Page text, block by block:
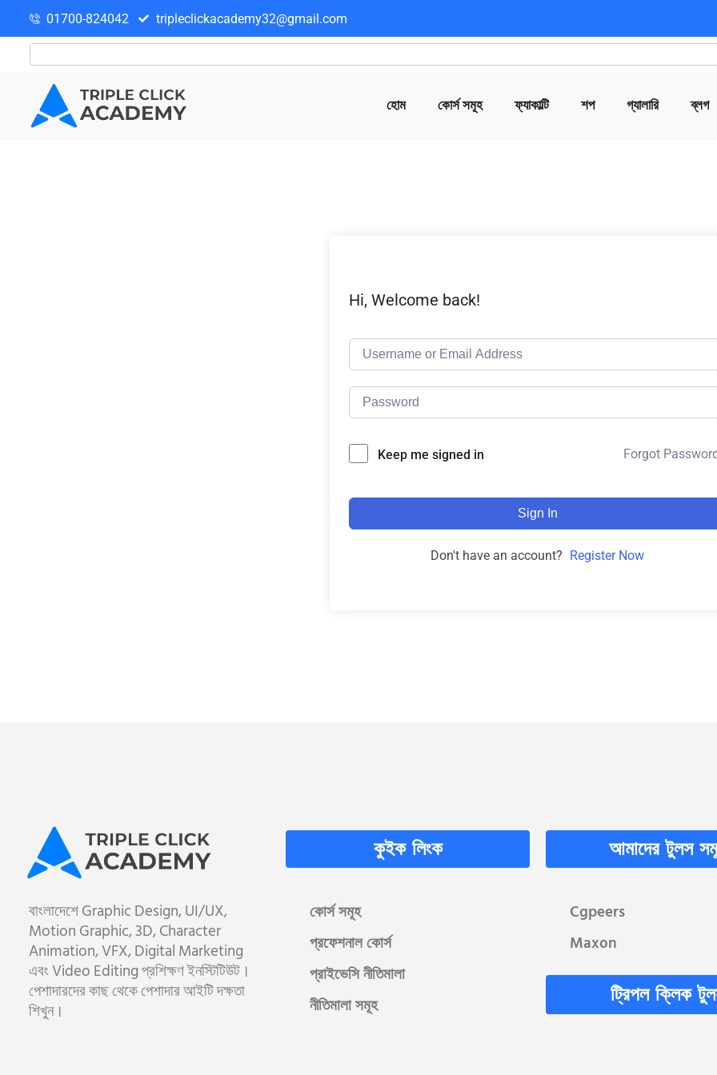
01700-824042 tripleclickacademy32@gmail.com
হোম কোর্স সমূহ ফ্যাকাল্টি শপ গ্যালারি ব্লগ
Hi, Welcome back!
Keep me signed in Forgot
Sign In
Don't have an account? Register Now
বাংলাদেশে Graphic Design, UI/UX,
Motion Graphic, 3D, Character
Animation, VFX, Digital Marketing
এবং Video Editing প্রশিক্ষণ ইনস্টিটিউট।
পেশাদারদের কাছ থেকে পেশাদার আইটি দক্ষতা
শিখুন।
কুইক লিংক
কোর্স সমূহ
প্রফেশনাল কোর্স
প্রাইভেসি নীতিমালা
নীতিমালা সমূহ
আমাদের টুলস
Cgpeers
Maxon
ট্রিপল ক্লিক